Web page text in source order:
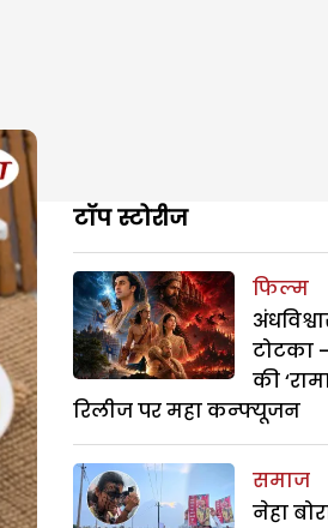
टॉप स्टोरीज
फिल्म
टोटका
की
रिलीज पर महा कन्फ्यूजन
समाज
नेहा